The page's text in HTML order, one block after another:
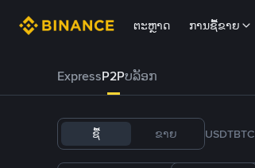
ຕະຫຼາດ ການຊື້ຂາຍ
ExpressP2Pບລັອກ
ຊື້ ຂາຍ USDTBTC